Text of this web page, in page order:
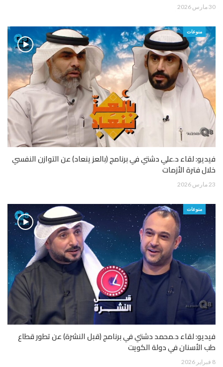
30 مارس 2026
منوعات
فيديو: لقاء د.علي دشتي في برنامج (بالعز ينعاد) عن التوازن النفسي
خلال فترة الأزمات
23 مارس 2026
منوعات
فيديو: لقاء د.محمد دشتي في برنامج (قبل النشرة) عن تطور قطاع
طب الأسنان في دولة الكويت
8 فبراير 2026